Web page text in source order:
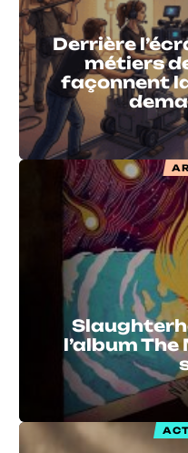
Derrière
métiers
façonnent
l’album The